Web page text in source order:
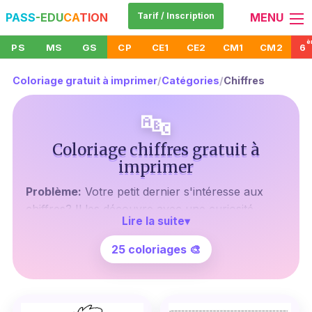
PASS-EDUCATION Tarif / Inscription MENU
PS MS GS CP CE1 CE2 CM1 CM2 6
Coloriage gratuit à imprimer/Catégories/Chiffres
🔤
Coloriage chiffres gratuit à
imprimer
Problème: Votre petit dernier s'intéresse aux
chiffres? Il les découvre avec une curiosité
insatiable, mais vous ne savez pas comment
l'aider à apprendre tout en s'amusant?
Ne vous inquiétez plus. Nous avons
la solution parfaite pour vous aider à
Lire la suite▾
25 coloriages 🎨